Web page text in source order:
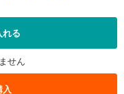
試し読み
＆20
れる
せん